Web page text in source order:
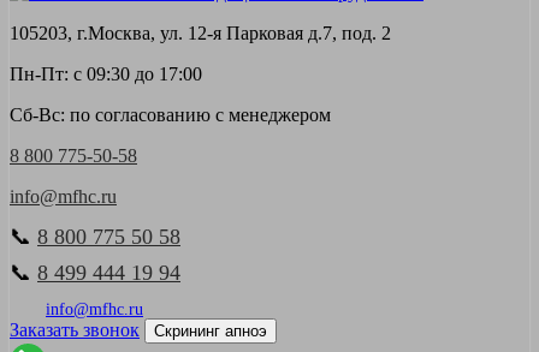
105203, г.Москва, ул. 12-я Парковая д.7, под. 2
Пн-Пт: с 09:30 до 17:00
Сб-Вс: по согласованию с менеджером
8 800 775-50-58
info@mfhc.ru
📞 8 800 775 50 58
📞 8 499 444 19 94
info@mfhc.ru
Заказать звонок Скрининг апноэ